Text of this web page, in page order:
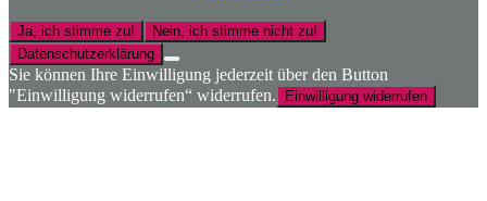
Ja, ich stimme zu!
Nein, ich stimme nicht zu!
Datenschutzerklärung
Sie können Ihre Einwilligung jederzeit über den Button
"Einwilligung widerrufen“ widerrufen.
Einwilligung widerrufen